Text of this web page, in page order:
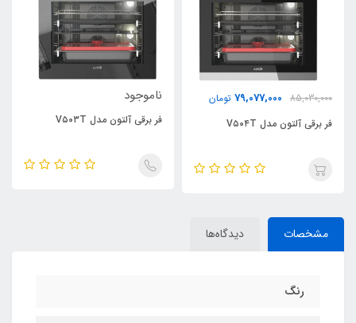
85,030,000
79,077,000 تومان
فر برقی آلتون مدل V۵۰۴T
ناموجود
فر برقی آلتون مدل V۵۰۳T
مشخصات دیدگاه‌ها
رنگ